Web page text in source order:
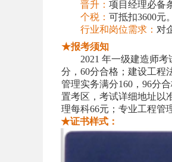
晋升： 项目经理必备
个税： 可抵扣3600元。
行业和岗位需求： 对
★报考须知
2021 年一级建造师考
分，60分合格；建设工程
管理实务满分160，96分
置考区，考试详细地址以
理每科66元；专业工程管
★证书样式：